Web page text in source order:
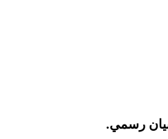
بيان رسمي.